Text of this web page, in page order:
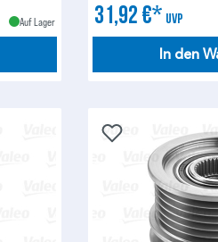
Auf Lager 31,92 €* UVP
In den